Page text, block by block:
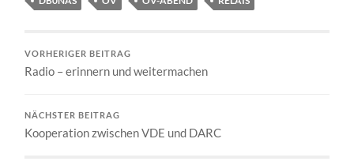
VORHERIGER BEITRAG
Radio – erinnern und weitermachen
NÄCHSTER BEITRAG
Kooperation zwischen VDE und DARC